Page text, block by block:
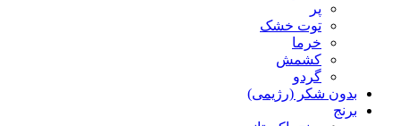
پر
توت خشک
خرما
کشمش
گردو
بدون شکر (رژیمی)
برنج